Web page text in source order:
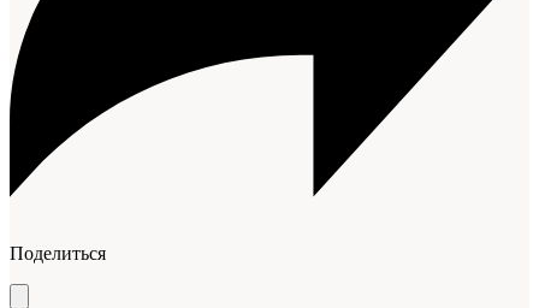
Поделиться